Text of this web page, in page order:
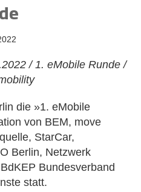
/ 1. eMobile Runde /
die »1. eMobile
von BEM, move
StarCar,
Berlin, Netzwerk
Bundesverband
statt.